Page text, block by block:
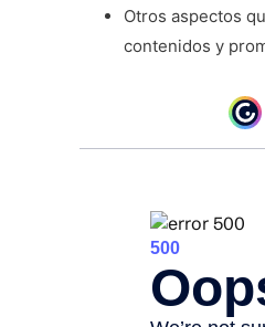
Otros aspectos
contenidos y